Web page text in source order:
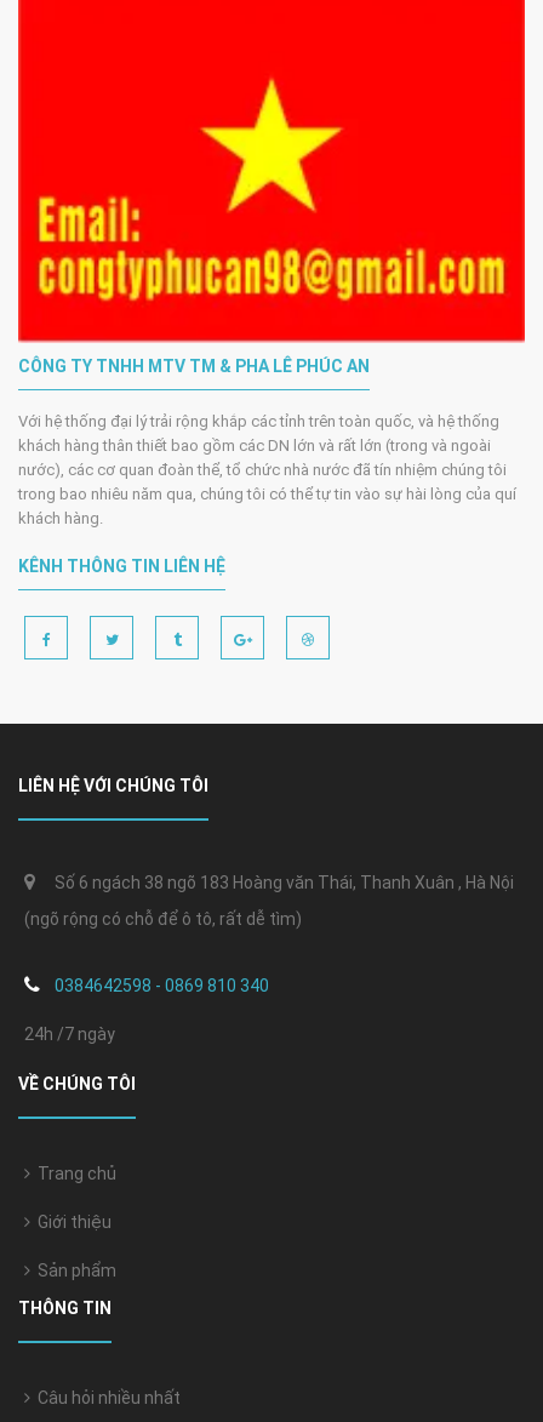
CÔNG TY TNHH MTV TM & PHA LÊ PHÚC AN
Với hệ thống đại lý trải rộng khắp các tỉnh trên toàn quốc, và hệ thống
khách hàng thân thiết bao gồm các DN lớn và rất lớn (trong và ngoài
nước), các cơ quan đoàn thể, tổ chức nhà nước đã tín nhiệm chúng tôi
trong bao nhiêu năm qua, chúng tôi có thể tự tin vào sự hài lòng của quí
khách hàng.
KÊNH THÔNG TIN LIÊN HỆ
LIÊN HỆ VỚI CHÚNG TÔI
Số 6 ngách 38 ngõ 183 Hoàng văn Thái, Thanh Xuân , Hà Nội
(ngõ rộng có chỗ để ô tô, rất dễ tìm)
0384642598 - 0869 810 340
24h /7 ngày
VỀ CHÚNG TÔI
Trang chủ
Giới thiệu
Sản phẩm
THÔNG TIN
Câu hỏi nhiều nhất